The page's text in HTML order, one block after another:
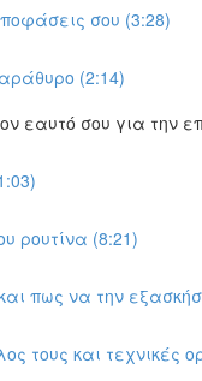
σου (3:28)
(2:14)
εαυτό σου για την
ρουτίνα (8:21)
πως να την
τους και τεχνικές